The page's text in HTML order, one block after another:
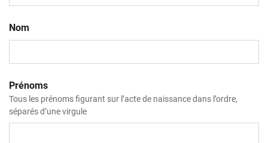
Nom
Prénoms
Tous les prénoms figurant sur l’acte de naissance dans l’ordre,
séparés d’une virgule